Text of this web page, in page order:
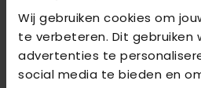
Wij gebruiken cookies om
te verbeteren. Dit gebruiken
advertenties te
social media te bieden en